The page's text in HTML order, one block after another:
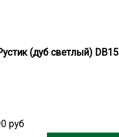
(дуб светлый) DB15
руб